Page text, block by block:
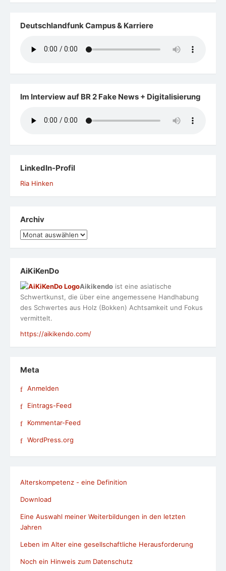
Deutschlandfunk Campus & Karriere
Im Interview auf BR 2 Fake News + Digitalisierung
LinkedIn-Profil
Ria Hinken
Archiv
Archiv
AiKiKenDo
Aikikendo ist eine asiatische
Schwertkunst, die über eine angemessene Handhabung
des Schwertes aus Holz (Bokken) Achtsamkeit und Fokus
vermittelt.
https://aikikendo.com/
Meta
Anmelden
Eintrags-Feed
Kommentar-Feed
WordPress.org
Alterskompetenz - eine Definition
Download
Eine Auswahl meiner Weiterbildungen in den letzten
Jahren
Leben im Alter eine gesellschaftliche Herausforderung
Noch ein Hinweis zum Datenschutz